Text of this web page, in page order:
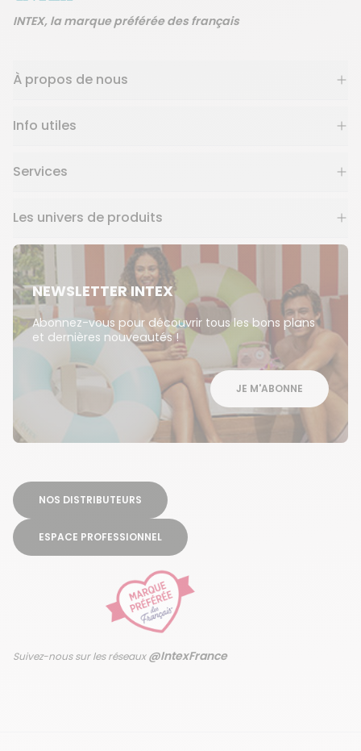
INTEX, la marque préférée des français
À propos de nous
Info utiles
Services
Les univers de produits
NEWSLETTER INTEX
Abonnez-vous pour découvrir tous les bons plans
et dernières nouveautés !
JE M'ABONNE
NOS DISTRIBUTEURS
ESPACE PROFESSIONNEL
Suivez-nous sur les réseaux@IntexFrance